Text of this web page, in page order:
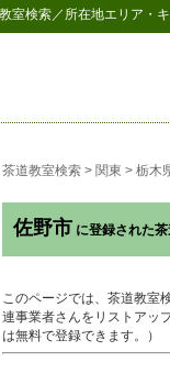
室検索／所在地エリア・
茶道教室検索 > 関東 > 栃木
佐野市 に登録された
このページでは、茶道教室
連事業者さんをリストアッ
は無料で登録できます。）